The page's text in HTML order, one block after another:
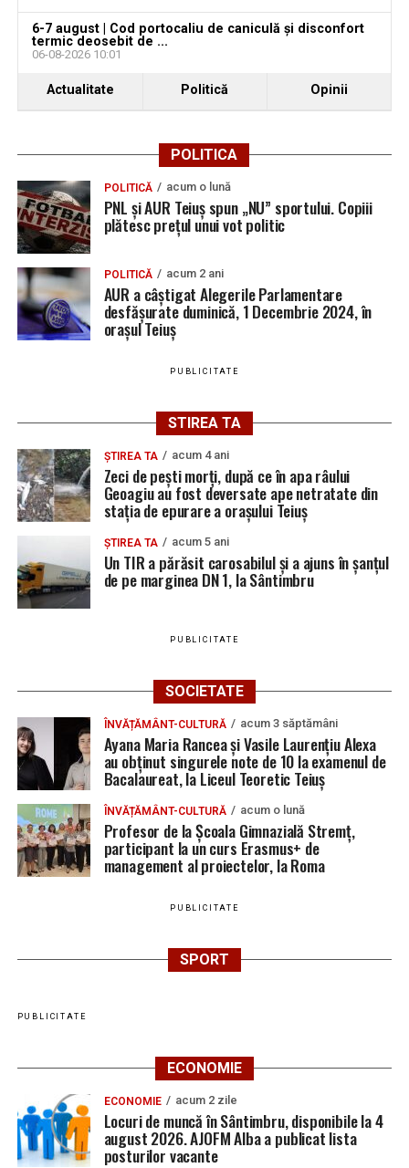
6-7 august | Cod portocaliu de caniculă și disconfort
termic deosebit de ...
06-08-2026 10:01
Actualitate Politică Opinii
POLITICA
POLITICĂ acum o lună
PNL și AUR Teiuș spun „NU” sportului. Copiii
plătesc prețul unui vot politic
POLITICĂ acum 2 ani
AUR a câștigat Alegerile Parlamentare
desfășurate duminică, 1 Decembrie 2024, în
orașul Teiuș
PUBLICITATE
STIREA TA
ȘTIREA TA acum 4 ani
Zeci de pești morți, după ce în apa râului
Geoagiu au fost deversate ape netratate din
stația de epurare a orașului Teiuș
ȘTIREA TA acum 5 ani
Un TIR a părăsit carosabilul și a ajuns în șanțul
de pe marginea DN 1, la Sântimbru
PUBLICITATE
SOCIETATE
ÎNVĂȚĂMÂNT-CULTURĂ acum 3 săptămâni
Ayana Maria Rancea și Vasile Laurențiu Alexa
au obținut singurele note de 10 la examenul de
Bacalaureat, la Liceul Teoretic Teiuș
ÎNVĂȚĂMÂNT-CULTURĂ acum o lună
Profesor de la Școala Gimnazială Stremț,
participant la un curs Erasmus+ de
management al proiectelor, la Roma
PUBLICITATE
SPORT
PUBLICITATE
ECONOMIE
ECONOMIE acum 2 zile
Locuri de muncă în Sântimbru, disponibile la 4
august 2026. AJOFM Alba a publicat lista
posturilor vacante